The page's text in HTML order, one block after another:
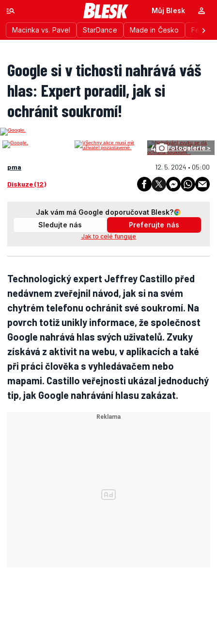
Macinka vs. Pavel StarDance Made in Česko
Můj Blesk
Google si v tichosti nahrává váš
hlas: Expert poradil, jak si
ochránit soukromí!
4 Fotogalerie >
pma 12. 5. 2024 • 05:00
Diskuze (12)
Jak vám má Google doporučovat Blesk?
Sledujte nás
Preferujte nás
Jak to celé funguje
Technologický expert Jeffrey Castillo před
nedávnem zveřejnil návod, jak si na svém
chytrém telefonu ochránit své soukromí. Na
povrch totiž unikly informace, že společnost
Google nahrává hlas svých uživatelů. Zvuky
získává z aktivit na webu, v aplikacích a také
při práci člověka s vyhledávačem nebo
mapami. Castillo veřejnosti ukázal jednoduchý
tip, jak Google nahrávání hlasu zakázat.